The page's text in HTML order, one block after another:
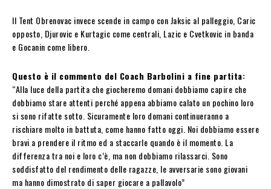
Il Tent Obrenovac invece scende in campo con Jaksic al palleggio, Caric
opposto, Djurovic e Kurtagic come centrali, Lazic e Cvetkovic in banda
e Gocanin come libero.
Questo è il commento del Coach Barbolini a fine partita:
“Alla luce della partita che giocheremo domani dobbiamo capire che
dobbiamo stare attenti perché appena abbiamo calato un pochino loro
si sono rifatte sotto. Sicuramente loro domani continueranno a
rischiare molto in battuta, come hanno fatto oggi. Noi dobbiamo essere
bravi a prendere il ritmo ed a staccarle quando è il momento. La
differenza tra noi e loro c’è, ma non dobbiamo rilassarci. Sono
soddisfatto del rendimento delle ragazze, le avversarie sono giovani
ma hanno dimostrato di saper giocare a pallavolo”